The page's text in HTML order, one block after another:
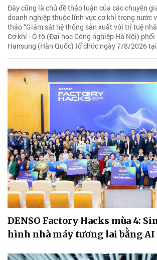
Đây cũng là chủ đề thảo luận của các chuyên
doanh nghiệp thuộc lĩnh vực cơ khí trong nước
thảo “Giám sát hệ thống sản xuất với trí tuệ
Cơ khí - Ô tô (Đại học Công nghiệp Hà Nội)
Hansung (Hàn Quốc) tổ chức ngày 7/8/2026
DENSO Factory Hacks mùa 4:
hình nhà máy tương lai bằng AI